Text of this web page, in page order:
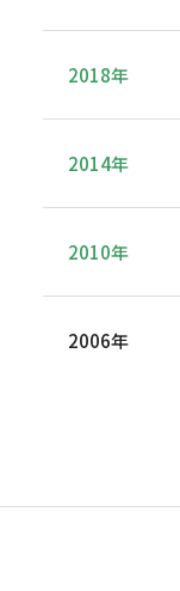
2018年
2014年
2010年
2006年